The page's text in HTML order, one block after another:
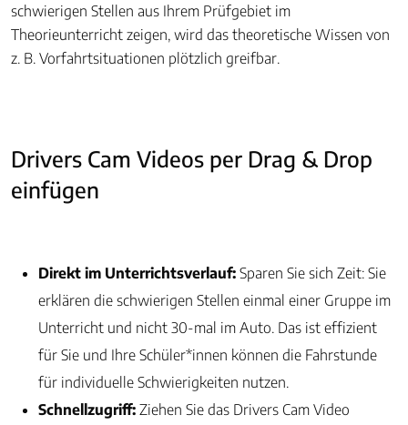
schwierigen Stellen aus Ihrem Prüfgebiet im
Theorieunterricht zeigen, wird das theoretische Wissen von
z. B. Vorfahrtsituationen plötzlich greifbar.
Drivers Cam Videos per Drag & Drop
einfügen
Direkt im Unterrichtsverlauf: Sparen Sie sich Zeit: Sie
erklären die schwierigen Stellen einmal einer Gruppe im
Unterricht und nicht 30-mal im Auto. Das ist effizient
für Sie und Ihre Schüler*innen können die Fahrstunde
für individuelle Schwierigkeiten nutzen.
Schnellzugriff: Ziehen Sie das Drivers Cam Video